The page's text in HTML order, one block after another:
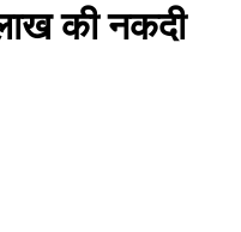
की नकदी